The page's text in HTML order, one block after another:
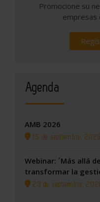
Promocione su
empresas
Agenda
AMB 2026
15 de septiembre, 2026
Webinar: ´Más allá
transformar la
23 de septiembre,